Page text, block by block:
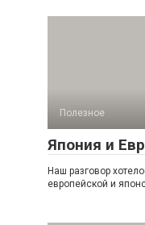
Полезное
Япония и
Наш разговор
европейской и